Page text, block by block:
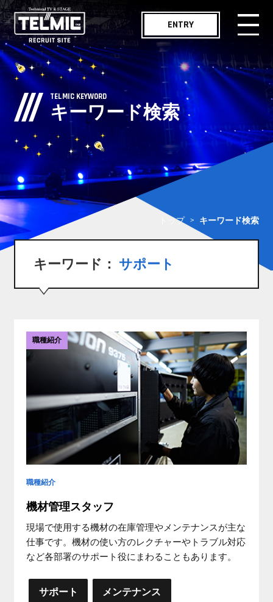
ENTRY
MESSAGE
メッセージ
WORKS
仕事紹介
JOB LIST
職種紹介
INTERVIEW
社員インタビュー
テルミックボイス
ENVIRONMENT
職場紹介
FAQ
よくあるご質問
ENTRY
TELMIC KEYWORD
キーワード検索
トップ キーワード検索
キーワード： サポート
職種紹介
職種紹介
機材管理スタッフ
現場で使用する機材の在庫管理やメンテナンスが主な
仕事です。機材の使い方のレクチャーやトラブル対応
など各部署のサポート役にまわることもあります。
サポート メンテナンス